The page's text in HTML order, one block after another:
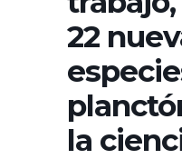
22
la